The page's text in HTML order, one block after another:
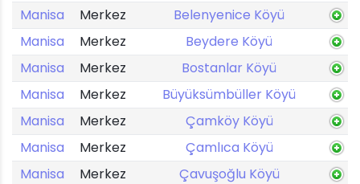
Manisa
Merkez
Belenyenice Köyü
Manisa
Merkez
Beydere Köyü
Manisa
Merkez
Bostanlar Köyü
Manisa
Merkez
Büyüksümbüller Köyü
Manisa
Merkez
Çamköy Köyü
Manisa
Merkez
Çamlıca Köyü
Manisa
Merkez
Çavuşoğlu Köyü